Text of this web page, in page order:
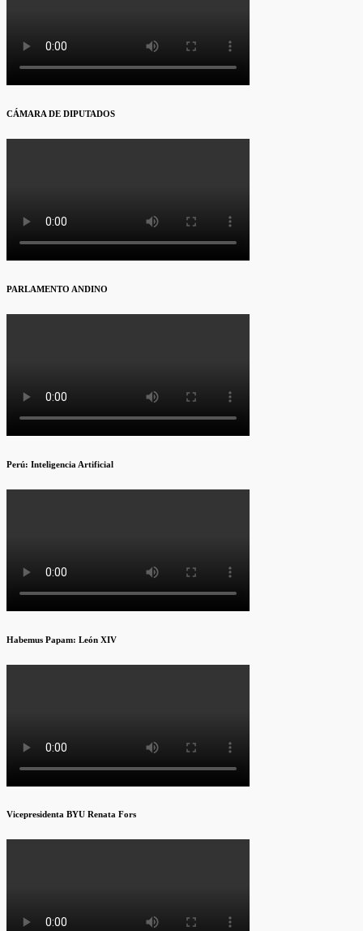
CÁMARA DE DIPUTADOS
PARLAMENTO ANDINO
Perú: Inteligencia Artificial
Habemus Papam: León XIV
Vicepresidenta BYU Renata Fors